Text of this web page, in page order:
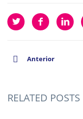
Anterior
RELATED POSTS